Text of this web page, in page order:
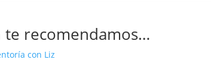
te recomendamos…